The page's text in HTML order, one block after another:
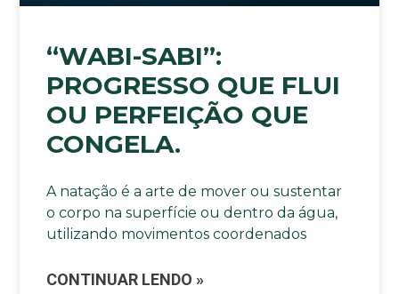
“WABI-SABI”:
PROGRESSO QUE FLUI
OU PERFEIÇÃO QUE
CONGELA.
A natação é a arte de mover ou sustentar
o corpo na superfície ou dentro da água,
utilizando movimentos coordenados
CONTINUAR LENDO »